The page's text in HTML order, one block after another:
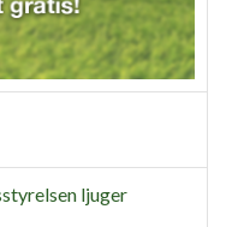
ljuger